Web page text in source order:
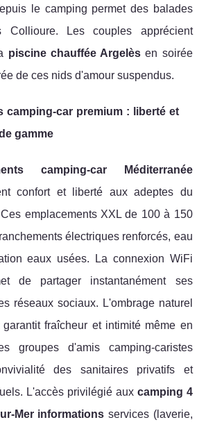
le camping permet des balades
Collioure. Les couples apprécient
piscine chauffée Argelès en soirée
de ces nids d'amour suspendus.
camping-car premium : liberté et
gamme
camping-car Méditerranée
confort et liberté aux adeptes du
emplacements XXL de 100 à 150
électriques renforcés, eau
eaux usées. La connexion WiFi
de partager instantanément ses
réseaux sociaux. L'ombrage naturel
fraîcheur et intimité même en
groupes d'amis camping-caristes
des sanitaires privatifs et
L'accès privilégié aux camping 4
Mer informations services (laverie,